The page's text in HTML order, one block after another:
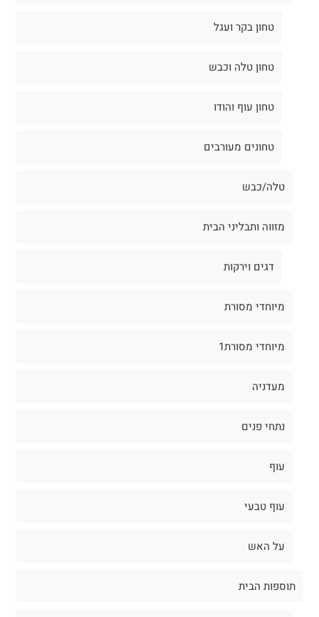
טחון בקר ועגל
טחון טלה וכבש
טחון עוף והודו
טחונים מעורבים
טלה/כבש
מזווה ותבליני הבית
דגים וירקות
מיוחדי מסורת
מיוחדי מסורת1
מעדניה
נתחי פנים
עוף
עוף טבעי
על האש
תוספות הבית